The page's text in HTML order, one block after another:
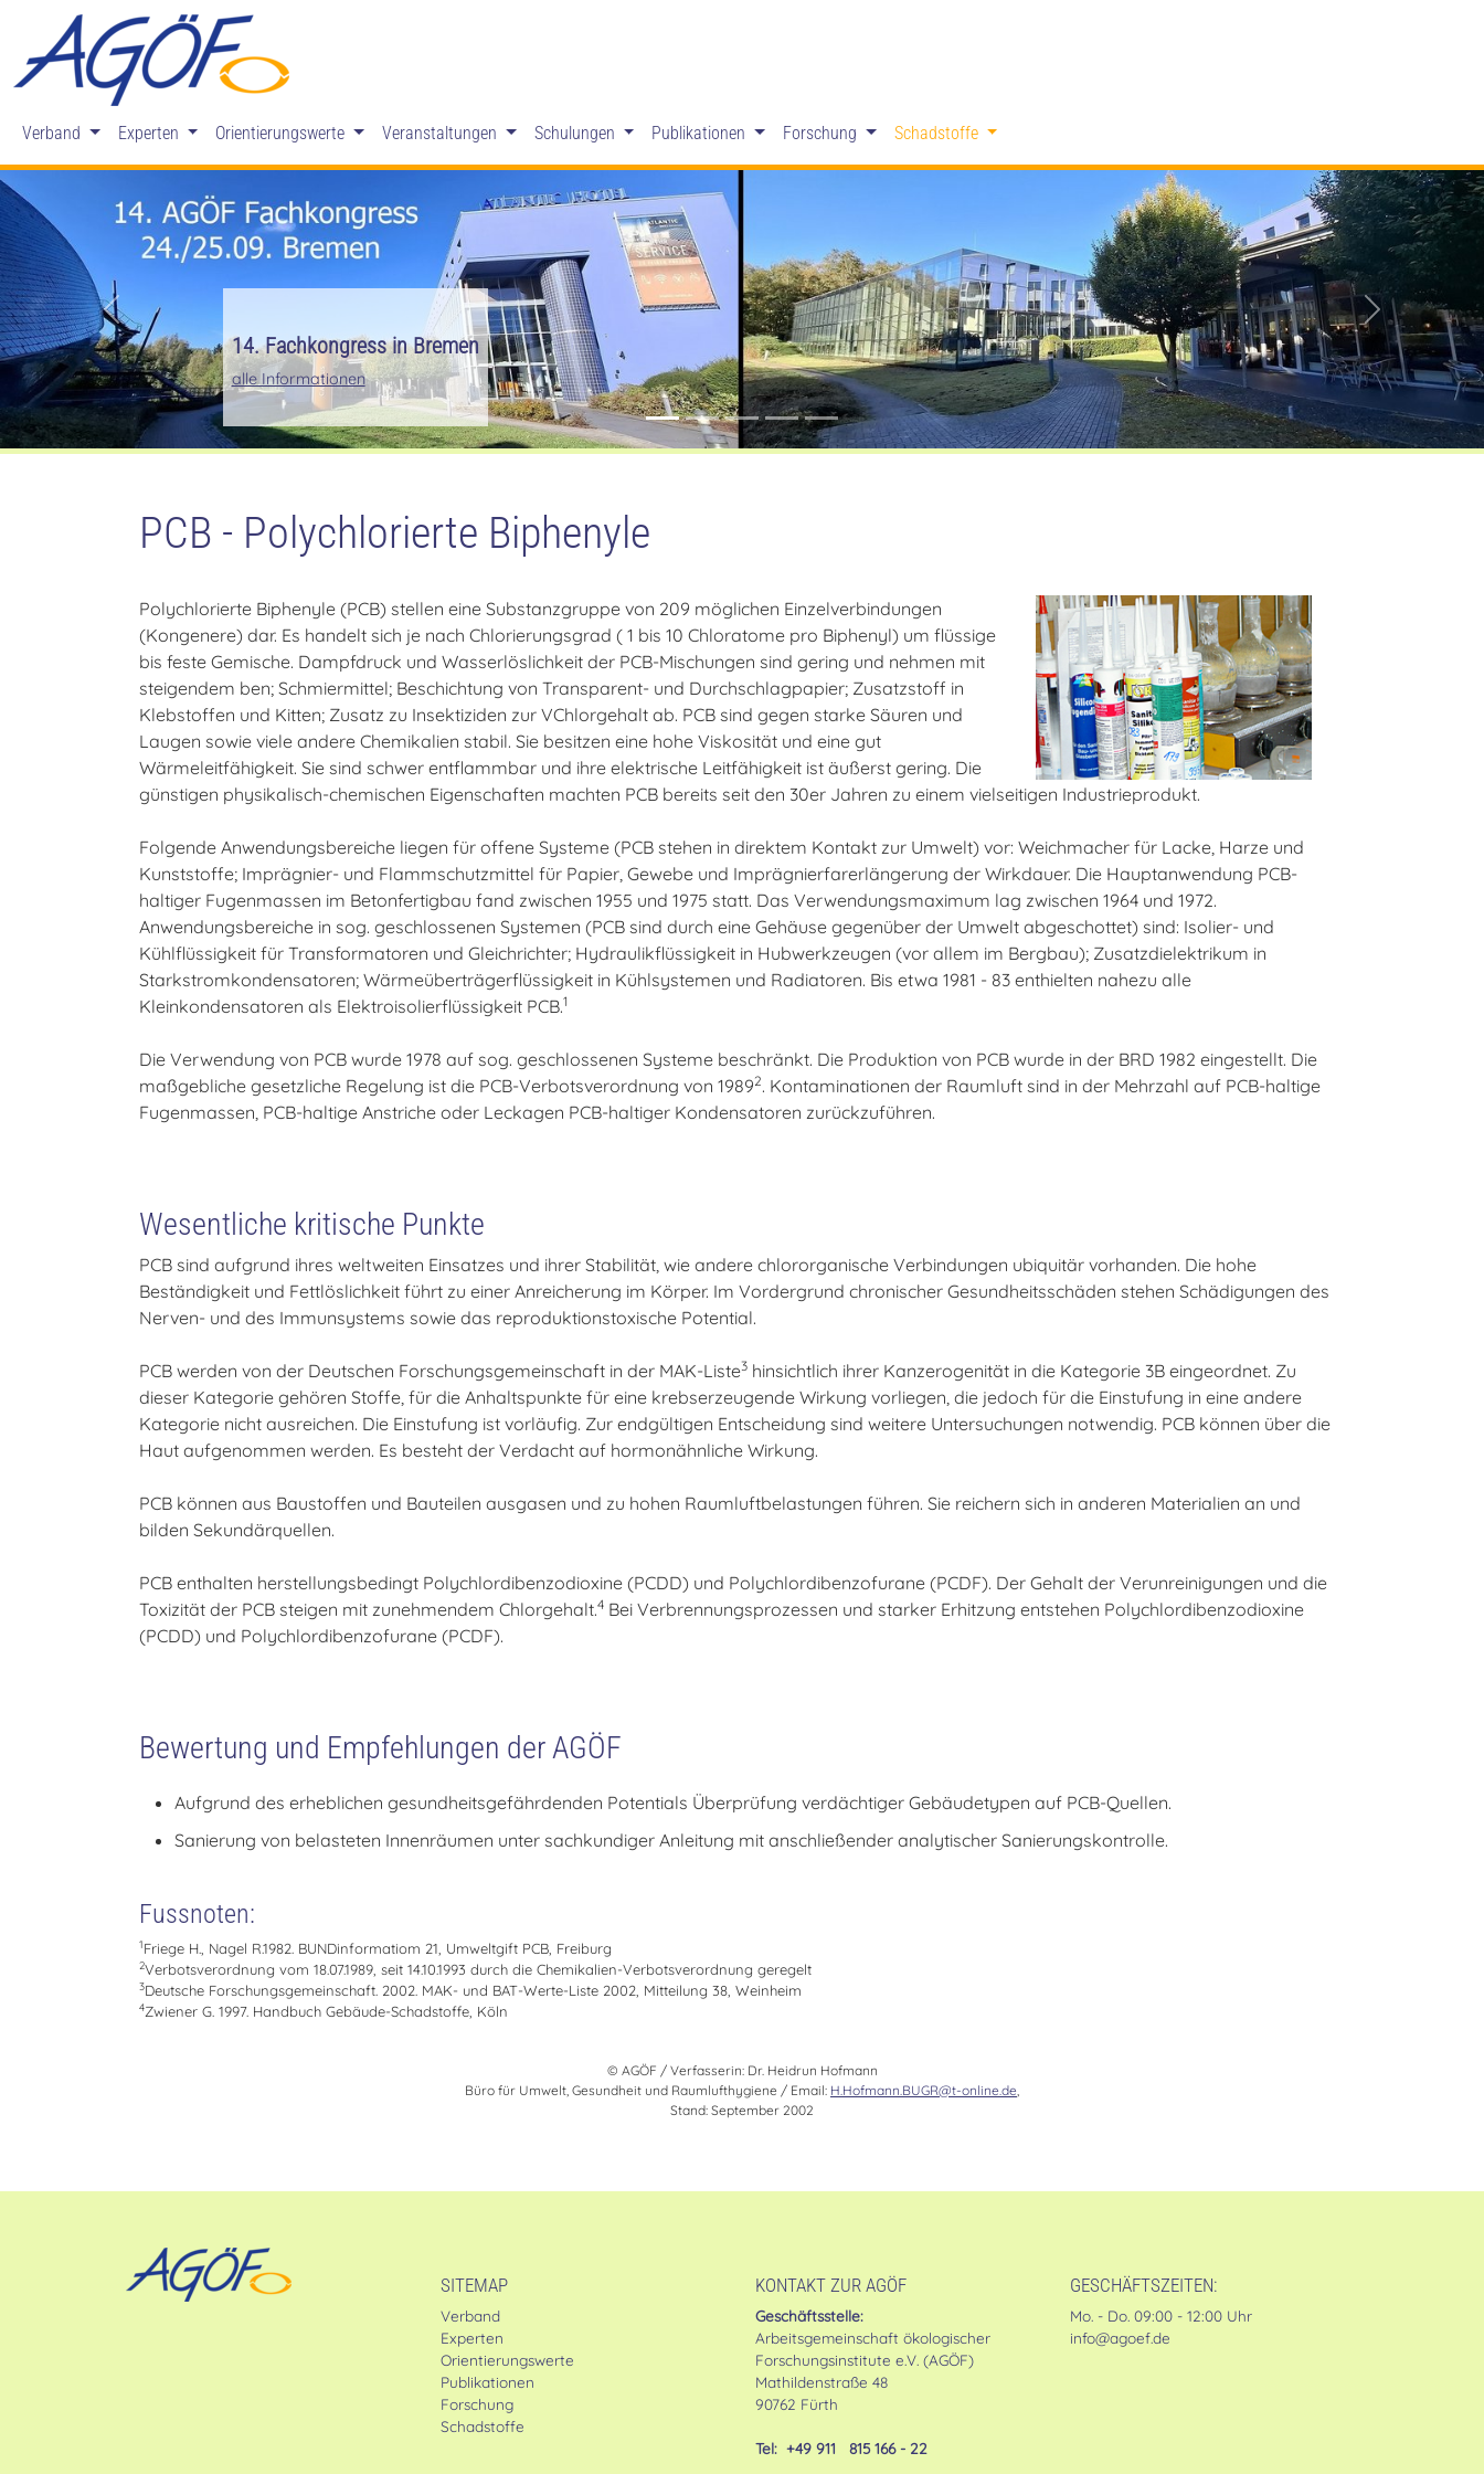
Verband Experten Orientierungswerte Veranstaltungen Schulungen Publikationen Forschung Schadstoffe
14. Fachkongress in Bremen
alle Informationen
Zurück Vorwärts
PCB - Polychlorierte Biphenyle
Polychlorierte Biphenyle (PCB) stellen eine Substanzgruppe von 209 möglichen Einzelverbindungen
(Kongenere) dar. Es handelt sich je nach Chlorierungsgrad ( 1 bis 10 Chloratome pro Biphenyl) um flüssige
bis feste Gemische. Dampfdruck und Wasserlöslichkeit der PCB-Mischungen sind gering und nehmen mit
steigendem ben; Schmiermittel; Beschichtung von Transparent- und Durchschlagpapier; Zusatzstoff in
Klebstoffen und Kitten; Zusatz zu Insektiziden zur VChlorgehalt ab. PCB sind gegen starke Säuren und
Laugen sowie viele andere Chemikalien stabil. Sie besitzen eine hohe Viskosität und eine gut
Wärmeleitfähigkeit. Sie sind schwer entflammbar und ihre elektrische Leitfähigkeit ist äußerst gering. Die
günstigen physikalisch-chemischen Eigenschaften machten PCB bereits seit den 30er Jahren zu einem vielseitigen Industrieprodukt.
Folgende Anwendungsbereiche liegen für offene Systeme (PCB stehen in direktem Kontakt zur Umwelt) vor: Weichmacher für Lacke, Harze und
Kunststoffe; Imprägnier- und Flammschutzmittel für Papier, Gewebe und Imprägnierfarerlängerung der Wirkdauer. Die Hauptanwendung PCB-
haltiger Fugenmassen im Betonfertigbau fand zwischen 1955 und 1975 statt. Das Verwendungsmaximum lag zwischen 1964 und 1972.
Anwendungsbereiche in sog. geschlossenen Systemen (PCB sind durch eine Gehäuse gegenüber der Umwelt abgeschottet) sind: Isolier- und
Kühlflüssigkeit für Transformatoren und Gleichrichter; Hydraulikflüssigkeit in Hubwerkzeugen (vor allem im Bergbau); Zusatzdielektrikum in
Starkstromkondensatoren; Wärmeüberträgerflüssigkeit in Kühlsystemen und Radiatoren. Bis etwa 1981 - 83 enthielten nahezu alle
Kleinkondensatoren als Elektroisolierflüssigkeit PCB.1
Die Verwendung von PCB wurde 1978 auf sog. geschlossenen Systeme beschränkt. Die Produktion von PCB wurde in der BRD 1982 eingestellt. Die
maßgebliche gesetzliche Regelung ist die PCB-Verbotsverordnung von 19892. Kontaminationen der Raumluft sind in der Mehrzahl auf PCB-haltige
Fugenmassen, PCB-haltige Anstriche oder Leckagen PCB-haltiger Kondensatoren zurückzuführen.
Wesentliche kritische Punkte
PCB sind aufgrund ihres weltweiten Einsatzes und ihrer Stabilität, wie andere chlororganische Verbindungen ubiquitär vorhanden. Die hohe
Beständigkeit und Fettlöslichkeit führt zu einer Anreicherung im Körper. Im Vordergrund chronischer Gesundheitsschäden stehen Schädigungen des
Nerven- und des Immunsystems sowie das reproduktionstoxische Potential.
PCB werden von der Deutschen Forschungsgemeinschaft in der MAK-Liste3 hinsichtlich ihrer Kanzerogenität in die Kategorie 3B eingeordnet. Zu
dieser Kategorie gehören Stoffe, für die Anhaltspunkte für eine krebserzeugende Wirkung vorliegen, die jedoch für die Einstufung in eine andere
Kategorie nicht ausreichen. Die Einstufung ist vorläufig. Zur endgültigen Entscheidung sind weitere Untersuchungen notwendig. PCB können über die
Haut aufgenommen werden. Es besteht der Verdacht auf hormonähnliche Wirkung.
PCB können aus Baustoffen und Bauteilen ausgasen und zu hohen Raumluftbelastungen führen. Sie reichern sich in anderen Materialien an und
bilden Sekundärquellen.
PCB enthalten herstellungsbedingt Polychlordibenzodioxine (PCDD) und Polychlordibenzofurane (PCDF). Der Gehalt der Verunreinigungen und die
Toxizität der PCB steigen mit zunehmendem Chlorgehalt.4 Bei Verbrennungsprozessen und starker Erhitzung entstehen Polychlordibenzodioxine
(PCDD) und Polychlordibenzofurane (PCDF).
Bewertung und Empfehlungen der AGÖF
Aufgrund des erheblichen gesundheitsgefährdenden Potentials Überprüfung verdächtiger Gebäudetypen auf PCB-Quellen.
Sanierung von belasteten Innenräumen unter sachkundiger Anleitung mit anschließender analytischer Sanierungskontrolle.
Fussnoten:
1Friege H., Nagel R.1982. BUNDinformatiom 21, Umweltgift PCB, Freiburg
2Verbotsverordnung vom 18.07.1989, seit 14.10.1993 durch die Chemikalien-Verbotsverordnung geregelt
3Deutsche Forschungsgemeinschaft. 2002. MAK- und BAT-Werte-Liste 2002, Mitteilung 38, Weinheim
4Zwiener G. 1997. Handbuch Gebäude-Schadstoffe, Köln
© AGÖF / Verfasserin: Dr. Heidrun Hofmann
Büro für Umwelt, Gesundheit und Raumlufthygiene / Email: H.Hofmann.BUGR@t-online.de,
Stand: September 2002
SITEMAP
Verband
Experten
Orientierungswerte
Publikationen
Forschung
Schadstoffe
KONTAKT ZUR AGÖF
Geschäftsstelle:
Arbeitsgemeinschaft ökologischer
Forschungsinstitute e.V. (AGÖF)
Mathildenstraße 48
90762 Fürth
Tel: +49 911 815 166 - 22
GESCHÄFTSZEITEN:
Mo. - Do. 09:00 - 12:00 Uhr
info@agoef.de